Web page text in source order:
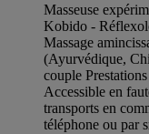
Masseuse
Kobido -
Massage
(Ayurvédique,
couple
Accessible en
transports en
téléphone ou par